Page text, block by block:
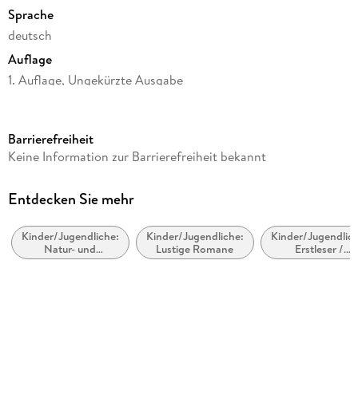
Sprache
deutsch
Auflage
1. Auflage, Ungekürzte Ausgabe
Laufzeit
Altersempfehlung
Reihe
Liliane Susewind ab 4, 16
Barrierefreiheit
Keine Information zur Barrierefreiheit bekannt
Entdecken Sie mehr
Kinder/Jugendliche:
Natur- und
Tiergeschichten
Kinder/Jugendliche:
Lustige Romane
Kinder/
Erstleser /
Leseanfänger